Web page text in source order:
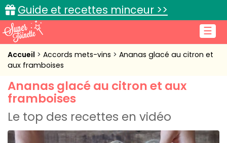
☰
Guide et recettes minceur >>
Accueil
Cuisine pratique
L'actu cuisine
Accueil Accords mets-vins
Ananas glacé au citron et
aux framboises
Ananas glacé au citron et aux
framboises
Le top des recettes en vidéo